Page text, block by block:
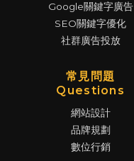
Google關鍵字廣告
SEO關鍵字優化
社群廣告投放
常見問題
Questions
網站設計
品牌規劃
數位行銷